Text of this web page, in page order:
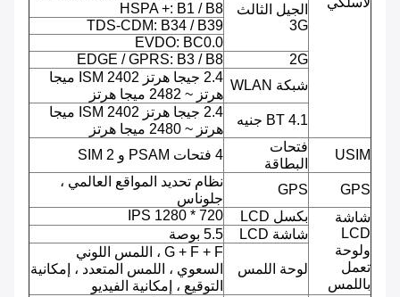
الجيل الثالث
3G
HSPA +: B1 / B8
TDS-CDM: B34 / B39
EVDO: BC0.0
2G
EDGE / GPRS: B3 / B8
شبكة WLAN
2.4 جيجا هرتز ISM 2402 ميجا
هرتز ~ 2482 ميجا هرتز
BT 4.1 جنيه
2.4 جيجا هرتز ISM 2402 ميجا
هرتز ~ 2480 ميجا هرتز
USIM
فتحات
البطاقة
4 فتحات PSAM و 2 SIM
GPS
GPS
نظام تحديد المواقع العالمي ،
جلوناس
شاشة
LCD
ولوحة
تعمل
باللمس
بكسل LCD
720 * 1280 IPS
شاشة LCD
5.5 بوصة
لوحة اللمس
G + F + F ، اللمس اللوني
السعوي ، اللمس المتعدد ، إمكانية
التوقيع ، إمكانية الفيديو